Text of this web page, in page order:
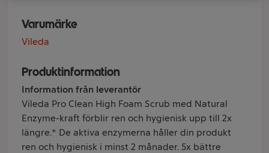
Varumärke
Vileda
Produktinformation
Information från leverantör
Vileda Pro Clean High Foam Scrub med Natural
Enzyme-kraft förblir ren och hygienisk upp till 2x
längre.* De aktiva enzymerna håller din produkt
ren och hygienisk i minst 2 månader. 5x bättre